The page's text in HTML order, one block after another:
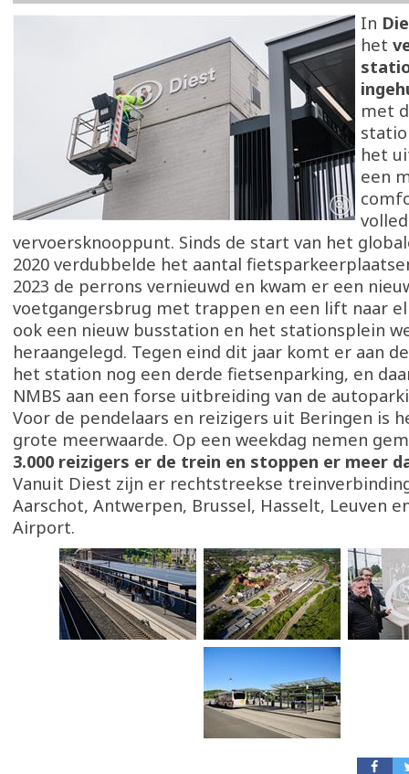
In
het
met
het
een
vervoersknooppunt. Sinds de start van het
2020 verdubbelde het aantal
2023 de perrons vernieuwd en kwam er een
voetgangersbrug met trappen en een lift naar
ook een nieuw busstation en het stationsplein
heraangelegd. Tegen eind dit jaar komt er aan
het station nog een derde fietsenparking, en
NMBS aan een forse uitbreiding van de
Voor de pendelaars en reizigers uit Beringen is
grote meerwaarde. Op een weekdag nemen
3.000 reizigers er de trein en stoppen er meer
Vanuit Diest zijn er rechtstreekse
Aarschot, Antwerpen, Brussel, Hasselt, Leuven
Airport.